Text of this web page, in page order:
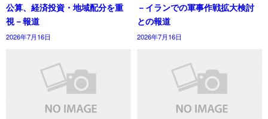
公算、経済投資・地域配分を重
視－報道
2026年7月16日
－イランでの軍事作戦拡大検討
との報道
2026年7月16日